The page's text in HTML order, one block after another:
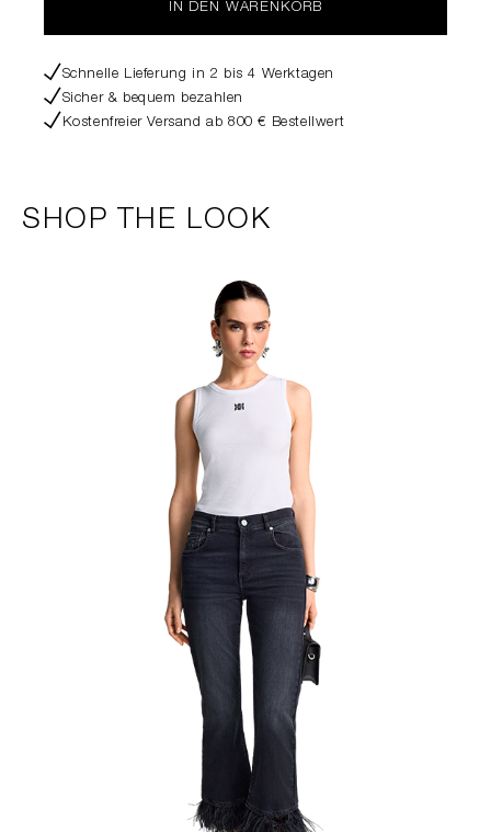
IN DEN WARENKORB
Schnelle Lieferung in 2 bis 4 Werktagen
Sicher & bequem bezahlen
Kostenfreier Versand ab 800 € Bestellwert
SHOP THE LOOK